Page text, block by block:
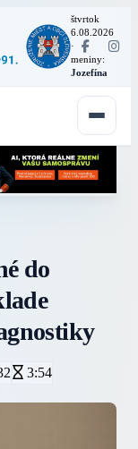
štvrtok
6.08.2026
·
meniny:
Jozefína
do
3:54